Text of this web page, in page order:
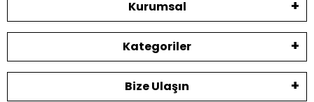
Kurumsal
Kategoriler
Bize Ulaşın